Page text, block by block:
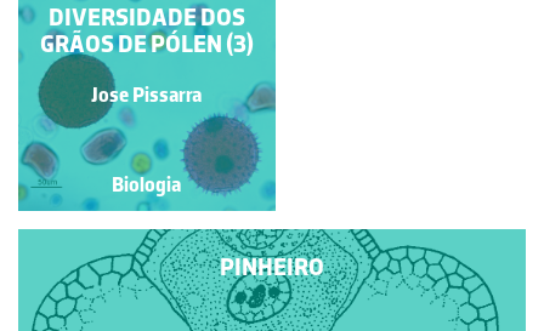
DIVERSIDADE DOS
GRÃOS DE PÓLEN (2)
Jose Pissarra
Biologia
DIVERSIDADE DOS
GRÃOS DE PÓLEN (3)
Jose Pissarra
Biologia
PINHEIRO